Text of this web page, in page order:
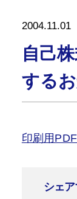
2004.11.01
自己
する
印刷用
シェ